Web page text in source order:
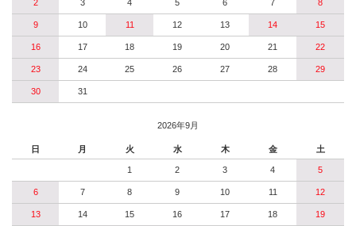
2 3 4 5 6 7 8
9 10 11 12 13 14 15
16 17 18 19 20 21 22
23 24 25 26 27 28 29
30 31
2026年9月
日 月 火 水 木 金 土
1 2 3 4 5
6 7 8 9 10 11 12
13 14 15 16 17 18 19